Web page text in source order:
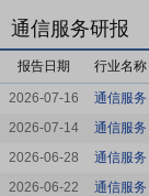
通信服务研报
报告日期 行业名称
2026-07-16 通信服务
2026-07-14
通信服务
2026-06-28
通信服务
2026-06-22
通信服务